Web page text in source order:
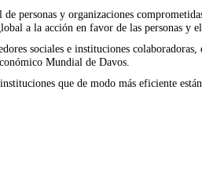
personas y organizaciones
a la acción en favor de las personas y el
sociales e instituciones
Mundial de Davos.
que de modo más eficiente